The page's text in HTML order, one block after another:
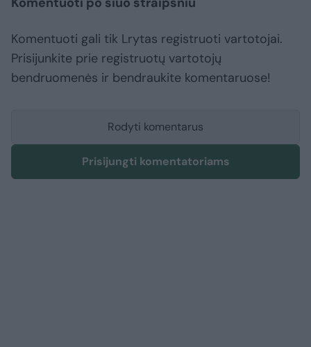
Komentuoti gali tik Lrytas registruoti vartotojai.
Prisijunkite prie registruotų vartotojų
bendruomenės ir bendraukite komentaruose!
Rodyti komentarus
Prisijungti komentatoriams